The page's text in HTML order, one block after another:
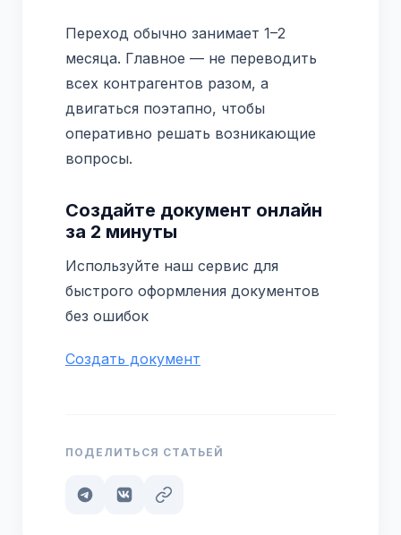
Переход обычно занимает 1–2
месяца. Главное — не переводить
всех контрагентов разом, а
двигаться поэтапно, чтобы
оперативно решать возникающие
вопросы.
Создайте документ онлайн
за 2 минуты
Используйте наш сервис для
быстрого оформления документов
без ошибок
Создать документ
ПОДЕЛИТЬСЯ СТАТЬЕЙ